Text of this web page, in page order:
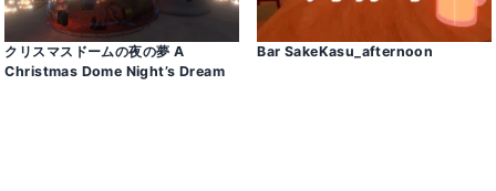
クリスマスドームの夜の夢 A
Christmas Dome Night’s Dream
Bar SakeKasu_afternoon